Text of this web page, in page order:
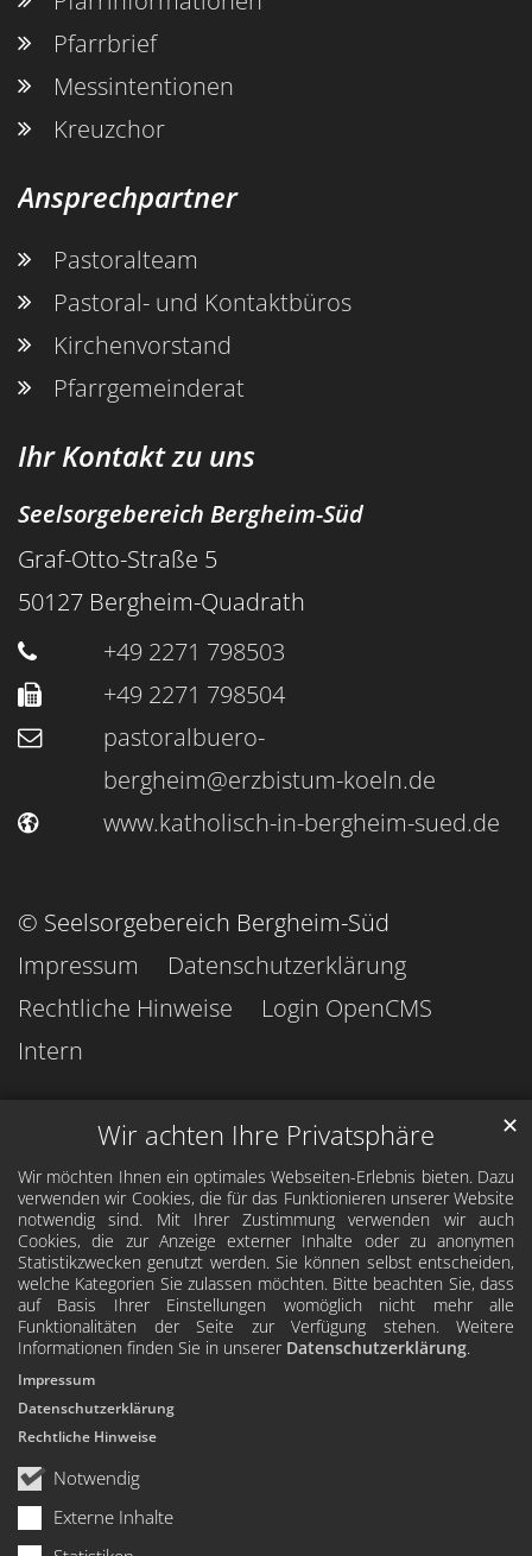
Wir achten Ihre Privatsphäre
Wir möchten Ihnen ein optimales Webseiten-Erlebnis bieten. Dazu
verwenden wir Cookies, die für das Funktionieren unserer Website
notwendig sind. Mit Ihrer Zustimmung verwenden wir auch
Cookies, die zur Anzeige externer Inhalte oder zu anonymen
Statistikzwecken genutzt werden. Sie können selbst entscheiden,
welche Kategorien Sie zulassen möchten. Bitte beachten Sie, dass
auf Basis Ihrer Einstellungen womöglich nicht mehr alle
Funktionalitäten der Seite zur Verfügung stehen. Weitere
Informationen finden Sie in unserer Datenschutzerklärung.
Notwendig
Externe Inhalte
✕
Impressum
Datenschutzerklärung
Rechtliche Hinweise
Pfarrbrief
Messintentionen
Kreuzchor
Ansprechpartner
Pastoralteam
Pastoral- und Kontaktbüros
Kirchenvorstand
Pfarrgemeinderat
Ihr Kontakt zu uns
Seelsorgebereich Bergheim-Süd
Graf-Otto-Straße 5
50127 Bergheim-Quadrath
+49 2271 798503
+49 2271 798504
pastoralbuero-
bergheim@erzbistum-koeln.de
www.katholisch-in-bergheim-sued.de
© Seelsorgebereich Bergheim-Süd
Impressum
Datenschutzerklärung
Rechtliche Hinweise
Login OpenCMS
Intern